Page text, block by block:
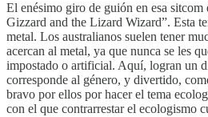
El enésimo giro de guión en esa
Gizzard and the Lizard Wizard”. Esta
metal. Los australianos suelen tener
acercan al metal, ya que nunca se les
impostado o artificial. Aquí, logran un
corresponde al género, y divertido,
bravo por ellos por hacer el tema
con el que contrarrestar el ecologismo